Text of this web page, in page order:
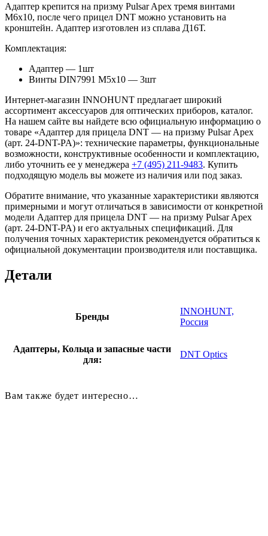
Адаптер крепится на призму Pulsar Apex тремя винтами
M6x10, после чего прицел DNT можно установить на
кронштейн. Адаптер изготовлен из сплава Д16Т.
Комплектация:
Адаптер — 1шт
Винты DIN7991 M5x10 — 3шт
Интернет-магазин INNOHUNT предлагает широкий
ассортимент аксессуаров для оптических приборов, каталог.
На нашем сайте вы найдете всю официальную информацию о
товаре «Адаптер для прицела DNT — на призму Pulsar Apex
(арт. 24-DNT-PA)»: технические параметры, функциональные
возможности, конструктивные особенности и комплектацию,
либо уточнить ее у менеджера +7 (495) 211-9483. Купить
подходящую модель вы можете из наличия или под заказ.
Обратите внимание, что указанные характеристики являются
примерными и могут отличаться в зависимости от конкретной
модели Адаптер для прицела DNT — на призму Pulsar Apex
(арт. 24-DNT-PA) и его актуальных спецификаций. Для
получения точных характеристик рекомендуется обратиться к
официальной документации производителя или поставщика.
Детали
Бренды
INNOHUNT,
Россия
Адаптеры, Кольца и запасные части
для:
DNT Optics
Вам также будет интересно…